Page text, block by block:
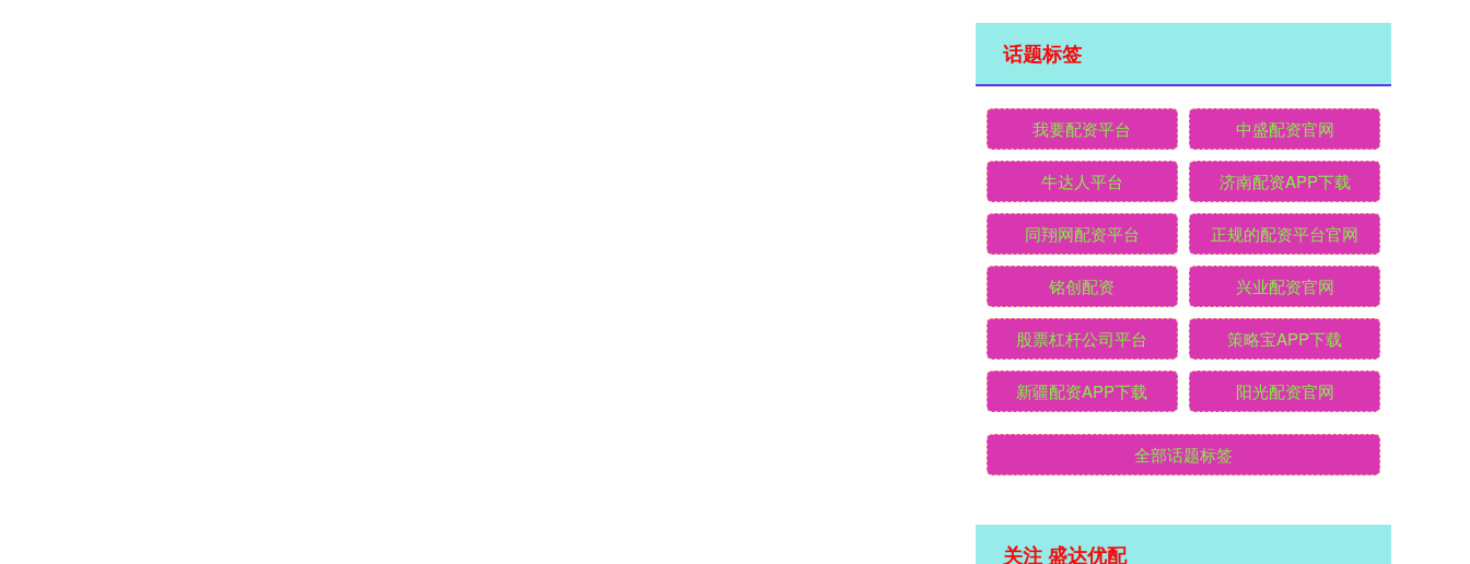
话题标签
我要配资平台 中盛配资官网
牛达人平台 济南配资APP下载
同翔网配资平台 正规的配资平台官网
铭创配资 兴业配资官网
股票杠杆公司平台 策略宝APP下载
新疆配资APP下载 阳光配资官网
全部话题标签
关注 盛达优配